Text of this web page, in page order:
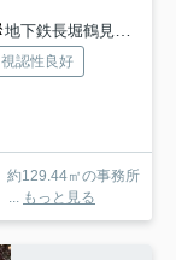
地下鉄長堀鶴見緑地「鶴見緑地」駅 徒歩29分
視認性良好
約129.44㎡の事務所
... もっと見る